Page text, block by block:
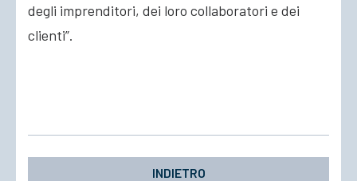
degli imprenditori, dei loro collaboratori e dei
clienti”.
INDIETRO